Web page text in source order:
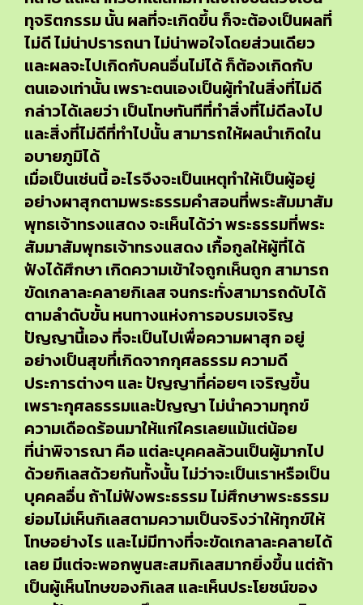
ทุจริตกรรม นั้น ผลที่จะเกิดขึ้น ก็จะต้องเป็นผลที่
ไม่ดี ไม่น่าปรารถนา ไม่น่าพอใจโดยส่วนเดียว
และผลจะไปเกิดกับคนอื่นไม่ได้ ก็ต้องเกิดกับ
ตนเองเท่านั้น เพราะตนเองเป็นผู้ทำในสิ่งที่ไม่ดี
กล่าวได้เลยว่า เป็นโทษทันทีที่ทำสิ่งที่ไม่ดีลงไป
และสิ่งที่ไม่ดีที่ทำไปนั้น สามารถให้ผลนำเกิดใน
อบายภูมิได้
เมื่อเป็นเช่นนี้ อะไรจึงจะเป็นเหตุทำให้เป็นผู้อยู่
อย่างผาสุกตามพระธรรมคำสอนที่พระสัมมาสัม
พุทธเจ้าทรงแสดง จะเห็นได้ว่า พระธรรมที่พระ
สัมมาสัมพุทธเจ้าทรงแสดง เกื้อกูลให้ผู้ที่ได้
ฟังได้ศึกษา เกิดความเข้าใจถูกเห็นถูก สามารถ
ขัดเกลาละคลายกิเลส จนกระทั่งสามารถดับได้
ตามลำดับขั้น หนทางแห่งการอบรมเจริญ
ปัญญานี้เอง ที่จะเป็นไปเพื่อความผาสุก อยู่
อย่างเป็นสุขที่เกิดจากกุศลธรรม ความดี
ประการต่างๆ และ ปัญญาที่ค่อยๆ เจริญขึ้น
เพราะกุศลธรรมและปัญญา ไม่นำความทุกข์
ความเดือดร้อนมาให้แก่ใครเลยแม้แต่น้อย
ที่น่าพิจารณา คือ แต่ละบุคคลล้วนเป็นผู้มากไป
ด้วยกิเลสด้วยกันทั้งนั้น ไม่ว่าจะเป็นเราหรือเป็น
บุคคลอื่น ถ้าไม่ฟังพระธรรม ไม่ศึกษาพระธรรม
ย่อมไม่เห็นกิเลสตามความเป็นจริงว่าให้ทุกข์ให้
โทษอย่างไร และไม่มีทางที่จะขัดเกลาละคลายได้
เลย มีแต่จะพอกพูนสะสมกิเลสมากยิ่งขึ้น แต่ถ้า
เป็นผู้เห็นโทษของกิเลส และเห็นประโยชน์ของ